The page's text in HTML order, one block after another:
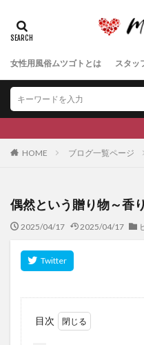
女性用風俗ムツゴトとは スタッ
HOME ブログ一覧ページ
偶然という贈り物～香
2025/04/17 2025/04/17
目次